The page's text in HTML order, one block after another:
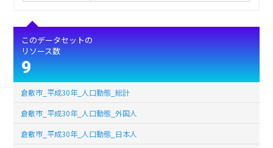
このデータセットの
リソース数
9
倉敷市_平成30年_人口動態_総計
倉敷市_平成30年_人口動態_外国人
倉敷市_平成30年_人口動態_日本人